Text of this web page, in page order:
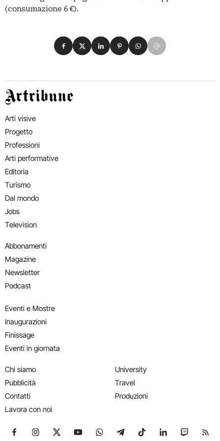
(consumazione 6 €).
Condividi su Facebook
Condividi su X
Condividi su LinkedIn
Condividi su Pinterest
Condividi su WhatsApp
Condividi su Email
Artribune
Arti visive
Progetto
Professioni
Arti performative
Editoria
Turismo
Dal mondo
Jobs
Television
Abbonamenti
Magazine
Newsletter
Podcast
Eventi e Mostre
Inaugurazioni
Finissage
Eventi in giornata
Chi siamo
Pubblicità
Contatti
Lavora con noi
University
Travel
Produzioni
Seguici su Facebook
Seguici su Instagram
Seguici su X
Seguici su YouTube
Seguici su WhatsApp
Seguici su Telegram
Seguici su TikTok
Seguici su
Seguici